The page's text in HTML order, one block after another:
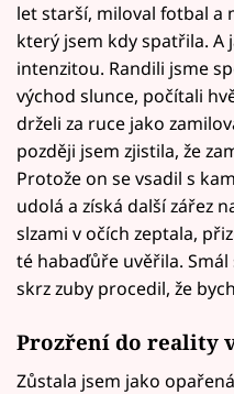
let starší, miloval fotbal a
který jsem kdy spatřila. A
intenzitou. Randili jsme
východ slunce, počítali
drželi za ruce jako
později jsem zjistila, že
Protože on se vsadil s
udolá a získá další zářez
slzami v očích zeptala,
té habaďůře uvěřila.
skrz zuby procedil, že
Prozření do reality
Zůstala jsem jako